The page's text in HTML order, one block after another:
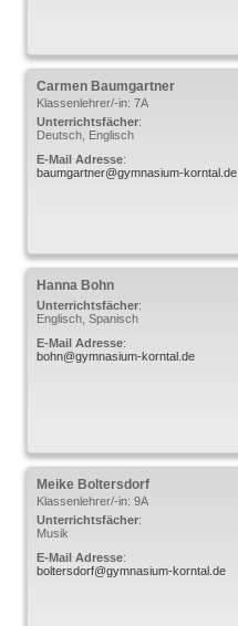
Carmen Baumgartner
Klassenlehrer/-in: 7A
Unterrichtsfächer:
Deutsch, Englisch
E-Mail Adresse:
baumgartner@gymnasium-korntal.de
Hanna Bohn
Unterrichtsfächer:
Englisch, Spanisch
E-Mail Adresse:
bohn@gymnasium-korntal.de
Meike Boltersdorf
Klassenlehrer/-in: 9A
Unterrichtsfächer:
Musik
E-Mail Adresse:
boltersdorf@gymnasium-korntal.de